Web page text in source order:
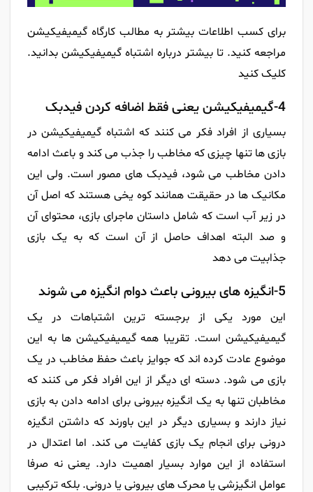
برای کسب اطلاعات بیشتر به مطالب کارگاه گیمیفیکیشن
مراجعه کنید. تا بیشتر درباره اشتباه گیمیفیکیشن بدانید.
کلیک کنید
4-گیمیفیکیشن یعنی فقط اضافه کردن فیدبک
بسیاری از افراد فکر می کنند که اشتباه گیمیفیکیشن در
بازی ها تنها چیزی که مخاطب را جذب می کند و باعث ادامه
دادن مخاطب می شود، فیدبک های مصور است. ولی این
مکانیک ها در حقیقت همانند کوه یخی هستند که اصل آن
در زیر آب است که شامل داستان ماجرای بازی، محتوای آن
و صد البته اهداف حاصل از آن است که به یک بازی
جذابیت می دهد
5-انگیزه های بیرونی باعث دوام انگیزه می شوند
این مورد یکی از برجسته ترین اشتباهات در یک
گیمیفیکیشن است. تقریبا همه گیمیفیکیشن ها به این
موضوع عادت کرده اند که جوایز باعث حفظ مخاطب در یک
بازی می شود. دسته ای دیگر از این افراد فکر می کنند که
مخاطبان تنها به یک انگیزه بیرونی برای ادامه دادن به بازی
نیاز دارند و بسیاری دیگر در این باورند که داشتن انگیزه
درونی برای انجام یک بازی کفایت می کند. اما اعتدال در
استفاده از این موارد بسیار اهمیت دارد. یعنی نه صرفا
عوامل انگیزشی یا محرک های بیرونی یا درونی. بلکه ترکیبی